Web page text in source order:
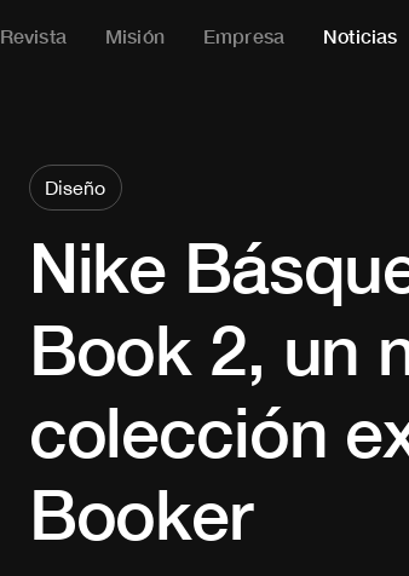
Revista Misión Empresa Noticias
Diseño
Nike
Book 2, un
colección
Booker